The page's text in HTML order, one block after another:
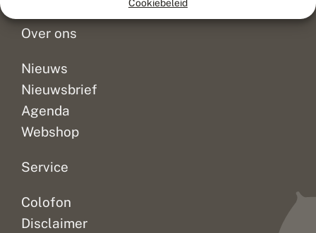
Cookiebeleid
Over ons
Nieuws
Nieuwsbrief
Agenda
Webshop
Service
Colofon
Disclaimer